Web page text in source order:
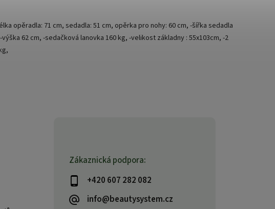
opěradla: 71 cm, sedadla: 51 cm, opěrka pro nohy: 60 cm, -šířka sedadla
62 cm, -sedačková lanovka 160 kg, -velikost základny : 55x103cm, -2
Zákaznická podpora:
+420 607 282 082
info@beautysystem.cz